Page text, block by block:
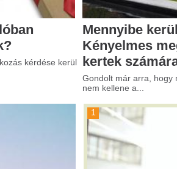
Gondolt már arra, hogy milyen egyszerű lenne, ha többé
nem kellene a...
1